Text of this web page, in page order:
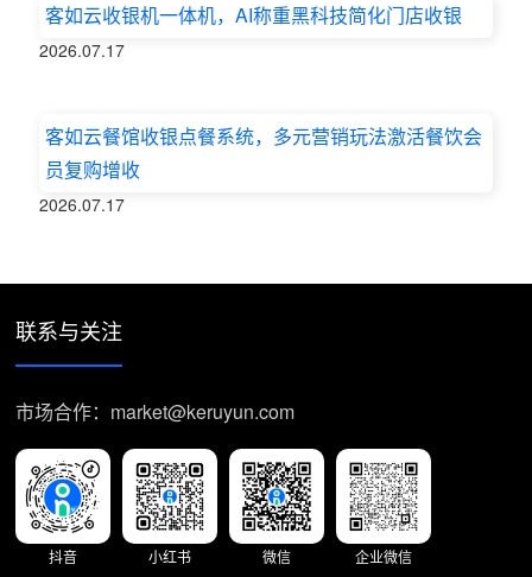
客如云收银机一体机，AI称重黑科技简化门店收银
2026.07.17
客如云餐馆收银点餐系统，多元营销玩法激活餐饮会
员复购增收
2026.07.17
联系与关注
市场合作：market@keruyun.com
抖音 小红书 微信 企业微信